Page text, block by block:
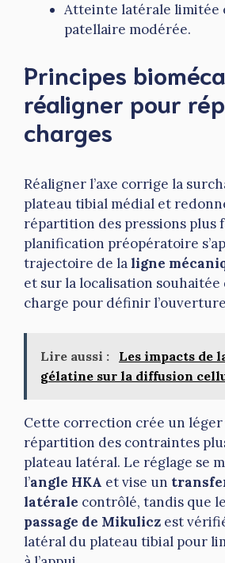
Atteinte latérale limitée
patellaire modérée.
Principes
réaligner pour
charges
Réaligner l’axe corrige la
plateau tibial médial et
répartition des pressions plus
planification préopératoire
trajectoire de laligne
et sur la localisation
charge pour définir
Lire aussi :
Les impacts de
gélatine sur la diffusion
Cette correction crée un léger
répartition des contraintes
plateau latéral. Le réglage se
l’angle HKA et vise un
latérale contrôlé, tandis que le
passage de Mikulicz est
latéral du plateau tibial pour